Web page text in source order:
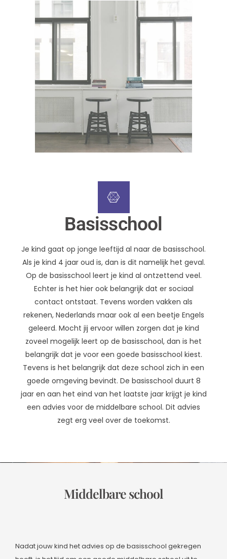
Basisschool
Je kind gaat op jonge leeftijd al naar de basisschool.
Als je kind 4 jaar oud is, dan is dit namelijk het geval.
Op de basisschool leert je kind al ontzettend veel.
Echter is het hier ook belangrijk dat er sociaal
contact ontstaat. Tevens worden vakken als
rekenen, Nederlands maar ook al een beetje Engels
geleerd. Mocht jij ervoor willen zorgen dat je kind
zoveel mogelijk leert op de basisschool, dan is het
belangrijk dat je voor een goede basisschool kiest.
Tevens is het belangrijk dat deze school zich in een
goede omgeving bevindt. De basisschool duurt 8
jaar en aan het eind van het laatste jaar krijgt je kind
een advies voor de middelbare school. Dit advies
zegt erg veel over de toekomst.
Middelbare school
Nadat jouw kind het advies op de basisschool gekregen